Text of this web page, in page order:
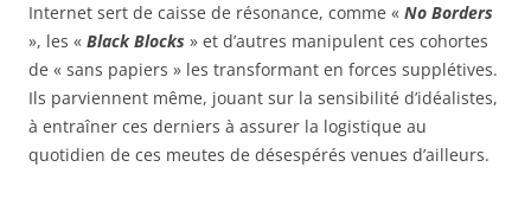
Internet sert de caisse de résonance, comme « No Borders
», les « Black Blocks » et d’autres manipulent ces cohortes
de « sans papiers » les transformant en forces supplétives.
Ils parviennent même, jouant sur la sensibilité d’idéalistes,
à entraîner ces derniers à assurer la logistique au
quotidien de ces meutes de désespérés venues d’ailleurs.